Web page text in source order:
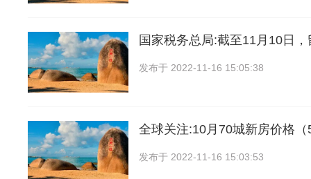
国家税务总局:截至11月10日
发布于 2022-11-16 15:05:38
全球关注:10月70城新房价格
发布于 2022-11-16 15:03:53